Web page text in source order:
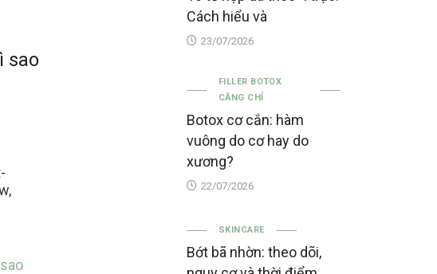
sao
Cách hiểu và
23/07/2026
FILLER BOTOX
CĂNG CHỈ
Botox cơ cắn: hàm
vuông do cơ hay do
xương?
22/07/2026
SKINCARE
Bớt bã nhờn: theo dõi,